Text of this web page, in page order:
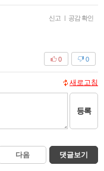
신고 | 공감 확인
0
0
새로고침
등록
다음 댓글보기